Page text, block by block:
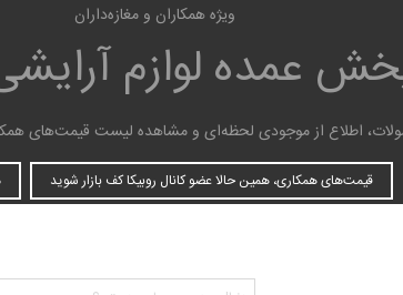
ویژه همکاران و مغازه‌داران
عمدهلوازم
اطلاع از موجودی لحظه‌ای و مشاهده لیست قیمت‌های
قیمت‌های همکاری، همین حالا عضو کانال روبیکا کف بازار شوید